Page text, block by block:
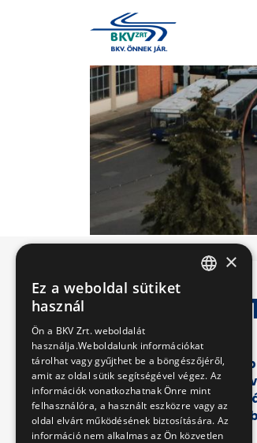
55 ÉV
2025-05-22 14:14:00
Május 24-én,
kapcsolódó
különleges
járműveit mutatja
is.
×
Ez a weboldal sütiket
használ
Ön a BKV Zrt. weboldalát
használja.Weboldalunk információkat
tárolhat vagy gyűjthet be a böngészőjéről,
amit az oldal sütik segítségével végez. Az
információk vonatkozhatnak Önre mint
felhasználóra, a használt eszközre vagy az
oldal elvárt működésének biztosítására. Az
információ nem alkalmas az Ön közvetlen